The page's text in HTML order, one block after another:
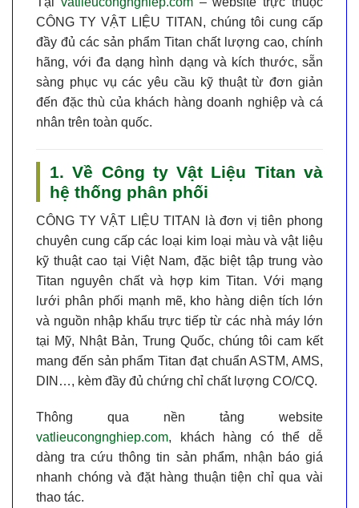
CÔNG TY VẬT LIỆU TITAN , chúng tôi cung cấp
đầy đủ các sản phẩm Titan chất lượng cao, chính
hãng, với đa dạng hình dạng và kích thước, sẵn
sàng phục vụ các yêu cầu kỹ thuật từ đơn giản
đến đặc thù của khách hàng doanh nghiệp và cá
nhân trên toàn quốc.
1. Về Công ty Vật Liệu Titan và
hệ thống phân phối
CÔNG TY VẬT LIỆU TITAN
là đơn vị tiên phong
chuyên cung cấp các loại kim loại màu và vật liệu
kỹ thuật cao tại Việt Nam, đặc biệt tập trung vào
Titan nguyên chất và hợp kim Titan. Với mạng
lưới phân phối mạnh mẽ, kho hàng diện tích lớn
và nguồn nhập khẩu trực tiếp từ các nhà máy lớn
tại Mỹ, Nhật Bản, Trung Quốc, chúng tôi cam kết
mang đến sản phẩm Titan đạt chuẩn ASTM, AMS,
DIN…, kèm đầy đủ chứng chỉ chất lượng CO/CQ.
Thông qua nền tảng website
vatlieucongnghiep.com, khách hàng có thể dễ
dàng tra cứu thông tin sản phẩm, nhận báo giá
nhanh chóng và đặt hàng thuận tiện chỉ qua vài
thao tác.